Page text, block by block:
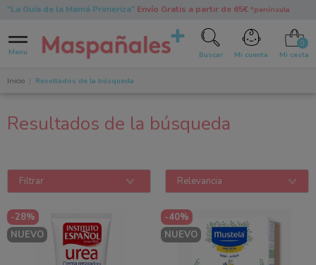
"La Guía de la Mamá Primeriza"Envío Gratis a partir de 65€ *península
Menu Buscar Mi cuenta Mi cesta
Inicio Resultados de la búsqueda
Resultados de la búsqueda
Filtrar Relevancia
-28%
NUEVO
-40%
NUEVO